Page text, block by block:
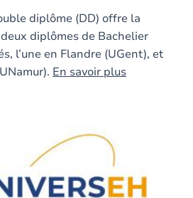
diplôme (DD) offre la
diplômes de Bachelier
l’une en Flandre (UGent), et
En savoir plus